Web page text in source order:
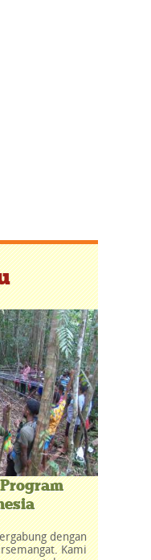
dengan
Kami